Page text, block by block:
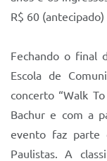
R$ 60
Fechando o final
Escola de
concerto “Walk
Bachur e com a
evento faz parte
Paulistas. A